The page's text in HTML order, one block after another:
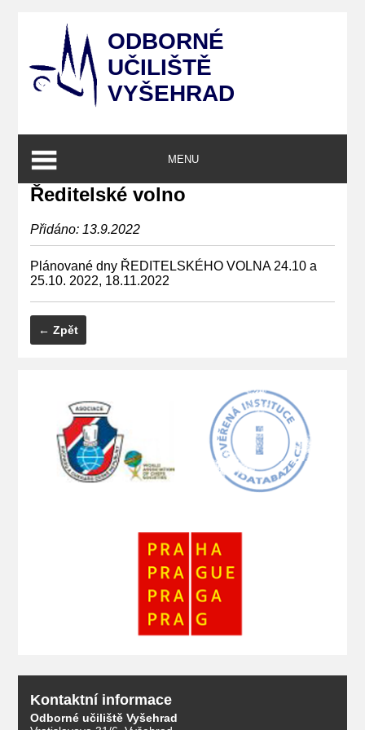
ODBORNÉ
UČILIŠTĚ
VYŠEHRAD
MENU
Ředitelské volno
Přidáno: 13.9.2022
Plánované dny ŘEDITELSKÉHO VOLNA 24.10 a
25.10. 2022, 18.11.2022
← Zpět
Kontaktní informace
Odborné učiliště Vyšehrad